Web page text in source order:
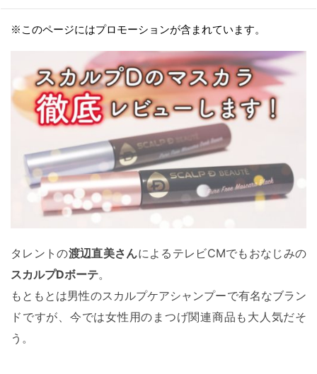
※このページにはプロモーションが含まれています。
タレントの渡辺直美さんによるテレビCMでもおなじみの
スカルプDボーテ。
もともとは男性のスカルプケアシャンプーで有名なブラン
ドですが、今では女性用のまつげ関連商品も大人気だそ
う。